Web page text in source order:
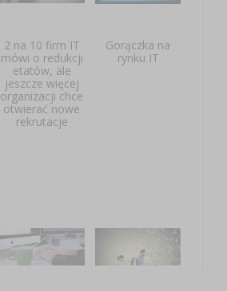
2 na 10 firm IT
mówi o redukcji
etatów, ale
jeszcze więcej
organizacji chce
otwierać nowe
rekrutacje
Gorączka na
rynku IT